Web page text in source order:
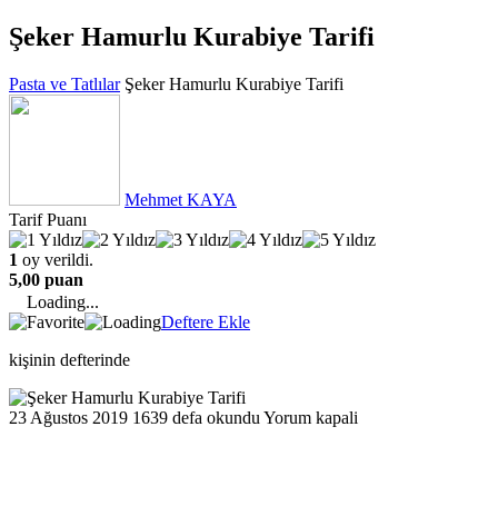
Şeker Hamurlu Kurabiye Tarifi
Pasta ve Tatlılar Şeker Hamurlu Kurabiye Tarifi
Mehmet KAYA
Tarif Puanı
1 oy verildi.
5,00 puan
Loading...
Deftere Ekle
kişinin defterinde
23 Ağustos 2019 1639 defa okundu Yorum kapali